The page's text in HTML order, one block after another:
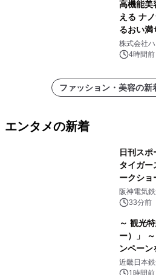
高機能
える ナ
るおい満
よりリニ
イストセ
株式会社
4時間前
ファッション・美容の新
エンタメの新着
日刊ス
タイガー
ークショ
阪神電気
33分前
～ 観光
ー）」
ンペーン
近畿日本
1時間前